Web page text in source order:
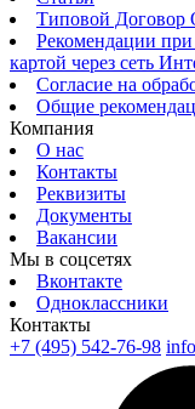
Типовой Договор
Рекомендации
картой через сеть
Согласие на
Общие
Компания
О нас
Контакты
Реквизиты
Документы
Вакансии
Мы в соцсетях
Вконтакте
Одноклассники
Контакты
+7 (495) 542-76-98